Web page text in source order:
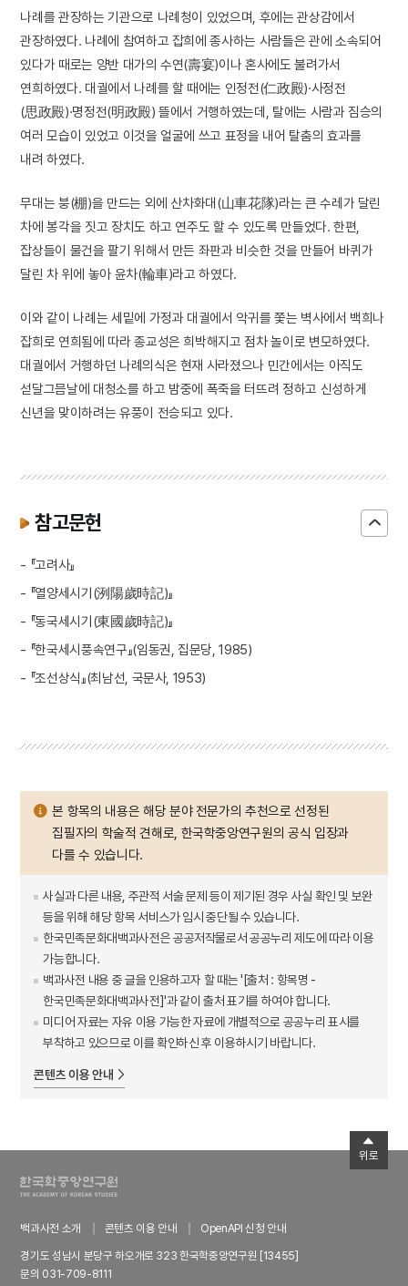
나례를 관장하는 기관으로 나례청이 있었으며, 후에는 관상감에서
관장하였다. 나례에 참여하고 잡희에 종사하는 사람들은 관에 소속되어
있다가 때로는 양반 대가의 수연(壽宴)이나 혼사에도 불려가서
연희하였다. 대궐에서 나례를 할 때에는 인정전(仁政殿)·사정전
(思政殿)·명정전(明政殿) 뜰에서 거행하였는데, 탈에는 사람과 짐승의
여러 모습이 있었고 이것을 얼굴에 쓰고 표정을 내어 탈춤의 효과를
내려 하였다.
무대는 붕(棚)을 만드는 외에 산차화대(山車花隊)라는 큰 수레가 달린
차에 봉각을 짓고 장치도 하고 연주도 할 수 있도록 만들었다. 한편,
잡상들이 물건을 팔기 위해서 만든 좌판과 비슷한 것을 만들어 바퀴가
달린 차 위에 놓아 윤차(輪車)라고 하였다.
이와 같이 나례는 세밑에 가정과 대궐에서 악귀를 쫓는 벽사에서 백희나
잡희로 연희됨에 따라 종교성은 희박해지고 점차 놀이로 변모하였다.
대궐에서 거행하던 나례의식은 현재 사라졌으나 민간에서는 아직도
섣달그믐날에 대청소를 하고 밤중에 폭죽을 터뜨려 정하고 신성하게
신년을 맞이하려는 유풍이 전승되고 있다.
참고문헌
- 『고려사』
- 『열양세시기(洌陽歲時記)』
- 『동국세시기(東國歲時記)』
- 『한국세시풍속연구』(임동권, 집문당, 1985)
- 『조선상식』(최남선, 국문사, 1953)
본 항목의 내용은 해당 분야 전문가의 추천으로 선정된
집필자의 학술적 견해로, 한국학중앙연구원의 공식 입장과
다를 수 있습니다.
사실과 다른 내용, 주관적 서술 문제 등이 제기된 경우 사실 확인 및 보완
등을 위해 해당 항목 서비스가 임시 중단될 수 있습니다.
한국민족문화대백과사전은 공공저작물로서 공공누리 제도에 따라 이용
가능합니다.
백과사전 내용 중 글을 인용하고자 할 때는 '[출처 : 항목명 -
한국민족문화대백과사전]'과 같이 출처 표기를 하여야 합니다.
미디어 자료는 자유 이용 가능한 자료에 개별적으로 공공누리 표시를
부착하고 있으므로 이를 확인하신 후 이용하시기 바랍니다.
콘텐츠 이용 안내
백과사전 소개 콘텐츠 이용 안내
OpenAPI 신청 안내
경기도 성남시 분당구 하오개로 323 한국학중앙연구원 [13455]
문의 031-709-8111
위로